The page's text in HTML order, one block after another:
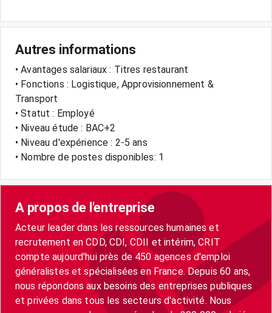
Autres informations
• Avantages salariaux : Titres restaurant
• Fonctions : Logistique, Approvisionnement &
Transport
• Statut : Employé
• Niveau étude : BAC+2
• Niveau d'expérience : 2-5 ans
• Nombre de postes disponibles: 1
A propos de l'entreprise
Acteur leader dans les ressources humaines et
recrutement en CDD, CDI, CDII et intérim, CRIT
compte aujourd'hui près de 450 agences d'emploi
généralistes et spécialisées en France. Depuis 60 ans,
nous répondons aux besoins des entreprises publiques
et privées dans tous les secteurs d'activité. Nous